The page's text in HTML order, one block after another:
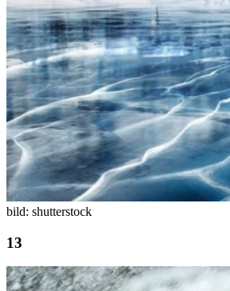
bild: shutterstock